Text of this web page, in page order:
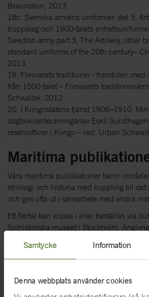
Samtycke Information
Denna webbplats använder cookies
Braunstein, 2013
18c. Svenska arméns uniformer: del 3,
truppslag och 1900-talets
Swedish army part 3, The Artillery, other
standard uniforms of the 20th century–
2013
19. Försvarets traditioner i framtiden med
från 1500-talet – Försvarets
Schwalbe, 2012.
20. I Kongostatens tjänst 1906–1910:
dagboksanteckningar/av Eskil
reservofficer i Kongo – red. Urban
Maritima
Våra maritima publikationer berör
etnologi och historia med koppling till det
och ges ofta ut i samarbete med andra
Ett flertal kan köpas i eller beställas via
Sjöhistoriska museet i Stockholm.
Butiken på Sjöhistoriska museet
20.